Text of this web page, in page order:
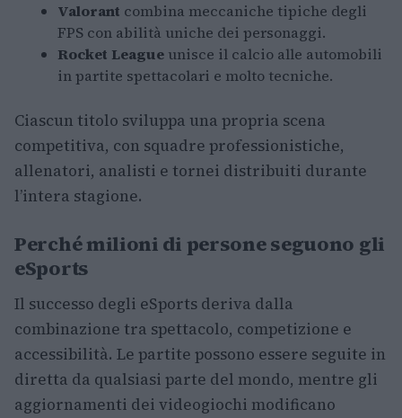
Valorant combina meccaniche tipiche degli
FPS con abilità uniche dei personaggi.
Rocket League unisce il calcio alle automobili
in partite spettacolari e molto tecniche.
Ciascun titolo sviluppa una propria scena
competitiva, con squadre professionistiche,
allenatori, analisti e tornei distribuiti durante
l’intera stagione.
Perché milioni di persone seguono gli
eSports
Il successo degli eSports deriva dalla
combinazione tra spettacolo, competizione e
accessibilità. Le partite possono essere seguite in
diretta da qualsiasi parte del mondo, mentre gli
aggiornamenti dei videogiochi modificano